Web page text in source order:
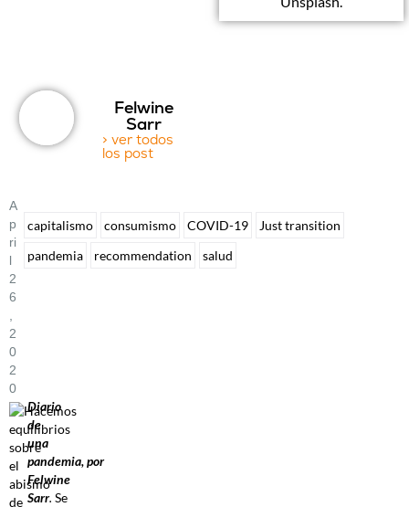
Felwine
Sarr
> ver todos
los post
A
P
Ri
L
2
6
,
2
0
2
0
Diario
de
una
pandemia,por
Felwine
Sarr. Se
capitalismo consumismo COVID-19
Just transition
pandemia
recommendation salud